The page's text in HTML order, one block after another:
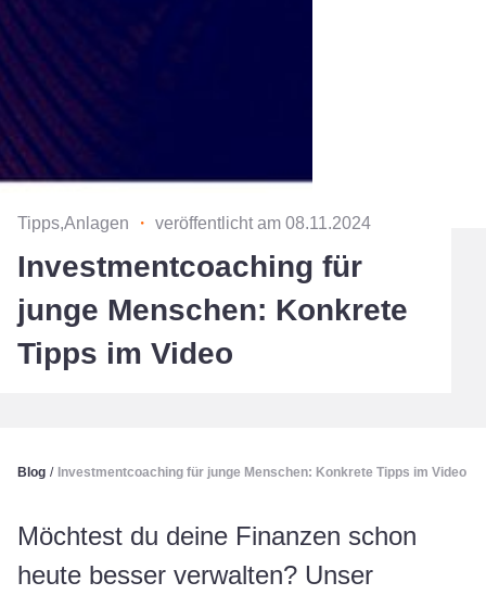
Tipps,Anlagen ・ veröffentlicht am 08.11.2024
Investmentcoaching für
junge Menschen: Konkrete
Tipps im Video
Blog / Investmentcoaching für junge Menschen: Konkrete Tipps im Video
Möchtest du deine Finanzen schon
heute besser verwalten? Unser